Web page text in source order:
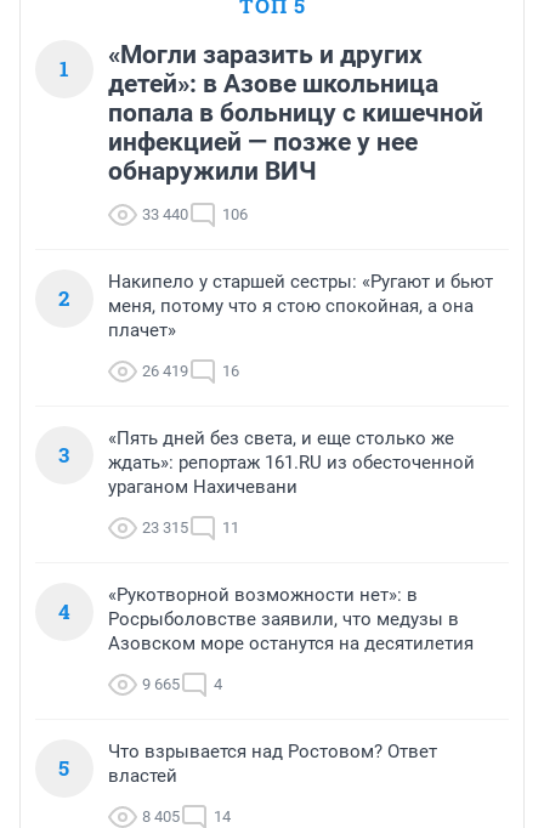
1
«Могли заразить и других
детей»: в Азове школьница
попала в больницу с кишечной
инфекцией — позже у нее
обнаружили ВИЧ
33 440 106
2
Накипело у старшей сестры: «Ругают и бьют
меня, потому что я стою спокойная, а она
плачет»
26 419 16
3
«Пять дней без света, и еще столько же
ждать»: репортаж 161.RU из обесточенной
ураганом Нахичевани
23 315 11
4
«Рукотворной возможности нет»: в
Росрыболовстве заявили, что медузы в
Азовском море останутся на десятилетия
9 665 4
5
Что взрывается над Ростовом? Ответ
властей
8 405 14